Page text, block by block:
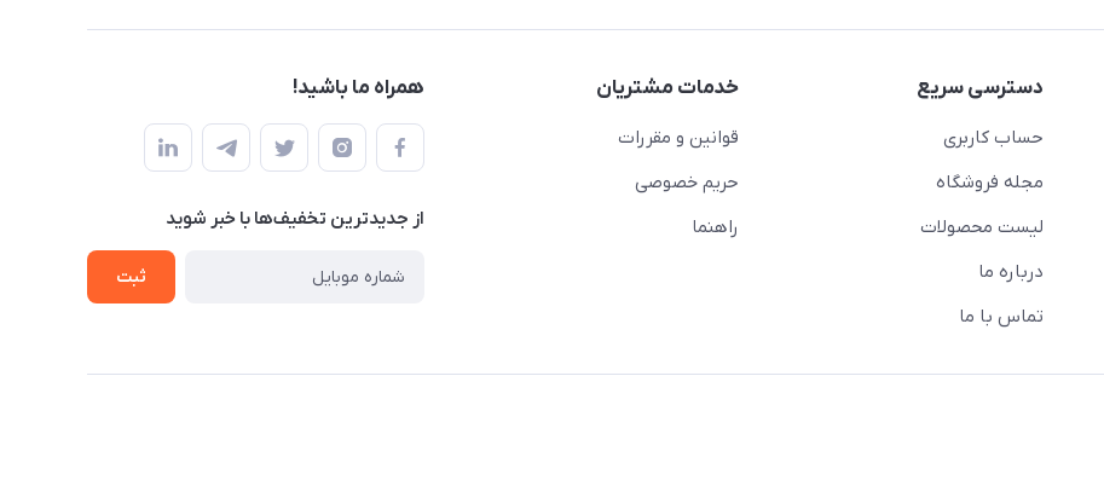
دسترسی سریع
حساب کاربری
مجله فروشگاه
لیست محصولات
درباره ما
تماس با ما
خدمات مشتریان
قوانین و مقررات
حریم خصوصی
راهنما
همراه ما باشید!
از جدید‌ترین تخفیف‌ها با‌ خبر شوید
ثبت